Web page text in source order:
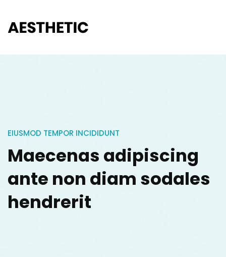
EIUSMOD TEMPOR INCIDIDUNT
Maecenas adipiscing
ante non diam sodales
hendrerit